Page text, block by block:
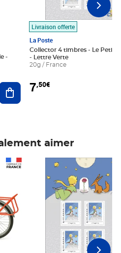
Ajouter au panier
Livraison offerte
La Poste
Collector 4 timbres - Le Petit
- Lettre Verte
20g / France
7,50€
aimer
Prix 7,50€